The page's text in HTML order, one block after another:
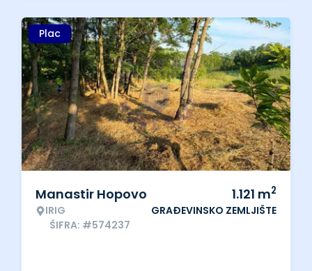
Plac
Manastir Hopovo
IRIG
ŠIFRA: #574237
1.121 m2
GRAĐEVINSKO ZEMLJIŠTE